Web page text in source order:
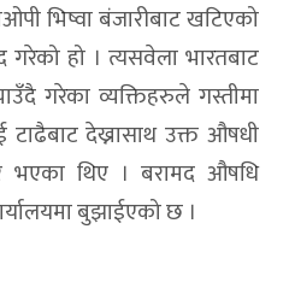
भिष्वा बंजारीबाट खटिएको
हो । त्यसवेला भारतबाट
गरेका व्यक्तिहरुले गस्तीमा
टाढैबाट देख्नासाथ उक्त औषधी
भएका थिए । बरामद औषधि
बुझाईएको छ ।